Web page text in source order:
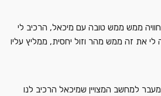
מעבר למחשב המצויין שמיכאל הרכיב לנו